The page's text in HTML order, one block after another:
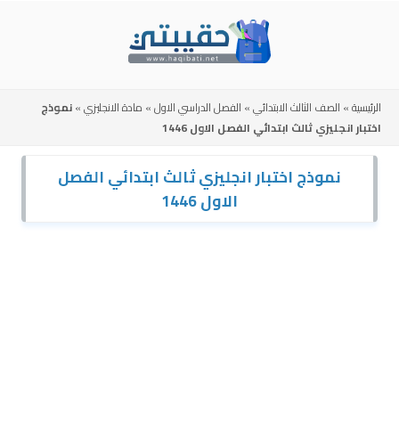
الرئيسية» الصف الثالث الابتدائي» الفصل الدراسي الاول» مادة الانجليزي»نموذج
اختبار انجليزي ثالث ابتدائي الفصل الاول 1446
نموذج اختبار انجليزي ثالث ابتدائي الفصل
الاول 1446